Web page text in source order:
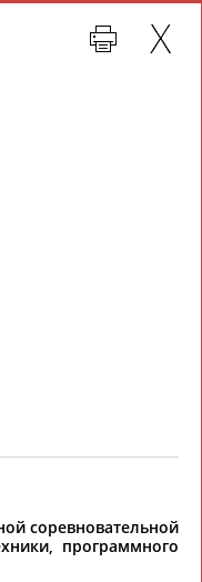
Просмотры
СВОДНЫЕ
другой тип
какую-либо
соревновательной
программного